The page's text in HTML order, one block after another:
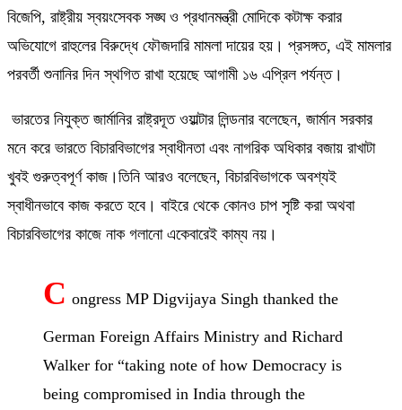
বিজেপি, রাষ্ট্রীয় স্বয়ংসেবক সঙ্ঘ ও প্রধানমন্ত্রী মোদিকে কটাক্ষ করার
অভিযোগে রাহুলের বিরুদ্ধে ফৌজদারি মামলা দায়ের হয়। প্রসঙ্গত, এই মামলার
পরবর্তী শুনানির দিন স্থগিত রাখা হয়েছে আগামী ১৬ এপ্রিল পর্যন্ত।
ভারতের নিযুক্ত জার্মানির রাষ্ট্রদূত ওয়াল্টার লিন্ডনার বলেছেন, জার্মান সরকার
মনে করে ভারতে বিচারবিভাগের স্বাধীনতা এবং নাগরিক অধিকার বজায় রাখাটা
খুবই গুরুত্বপূর্ণ কাজ।তিনি আরও বলেছেন, বিচারবিভাগকে অবশ্যই
স্বাধীনভাবে কাজ করতে হবে। বাইরে থেকে কোনও চাপ সৃষ্টি করা অথবা
বিচারবিভাগের কাজে নাক গলানো একেবারেই কাম্য নয়।
C ongress MP Digvijaya Singh thanked the
German Foreign Affairs Ministry and Richard
Walker for “taking note of how Democracy is
being compromised in India through the